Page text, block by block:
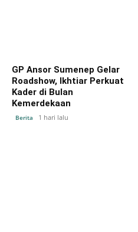
GP Ansor Sumenep Gelar
Roadshow, Ikhtiar Perkuat
Kader di Bulan
Kemerdekaan
Berita 1 hari lalu